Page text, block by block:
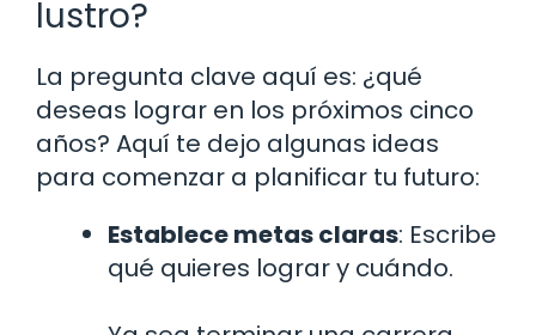
lustro?
La pregunta clave aquí es: ¿qué
deseas lograr en los próximos cinco
años? Aquí te dejo algunas ideas
para comenzar a planificar tu futuro:
Establece metas claras: Escribe
qué quieres lograr y cuándo.